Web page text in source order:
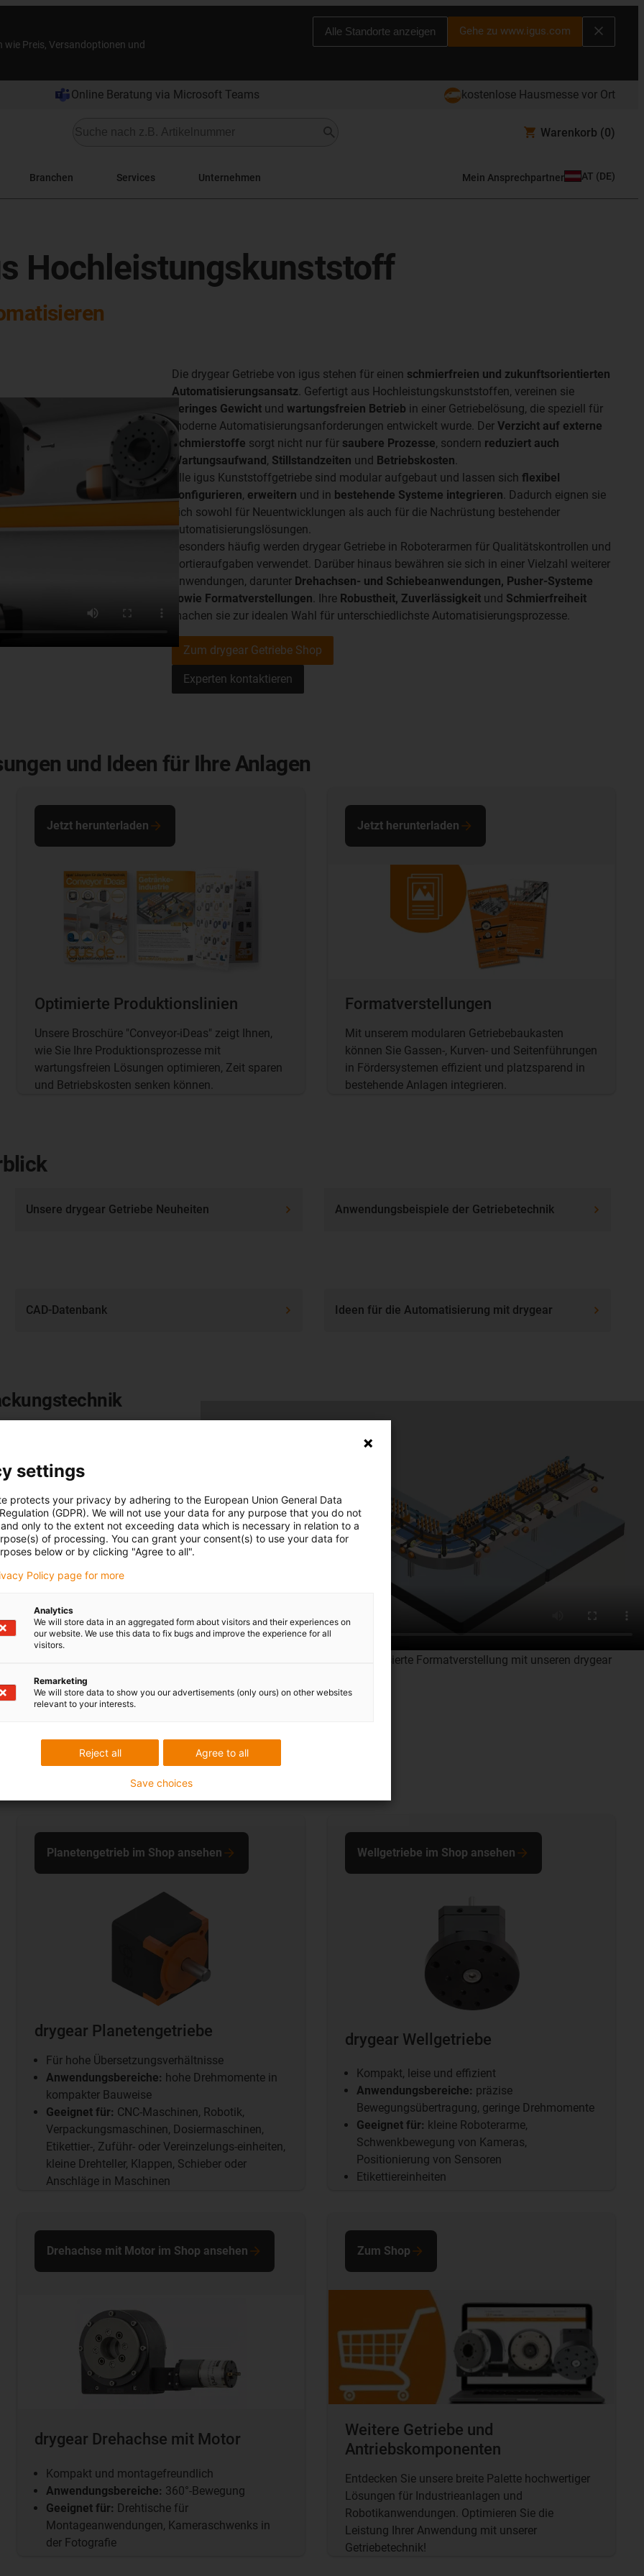
Preis, Versandoptionen und
Alle Standorte anzeigen Gehe zu www.igus.com
Online Beratung via Microsoft Teams kostenlose Hausmesse vor Ort
Warenkorb (0)
Branchen Services Unternehmen Mein Ansprechpartner AT (DE)
Hochleistungskunststoff
Die drygear Getriebe von igus stehen für einen schmierfreien und zukunftsorientierten
Automatisierungsansatz. Gefertigt aus Hochleistungskunststoffen, vereinen sie
geringes Gewicht und wartungsfreien Betrieb in einer Getriebelösung, die speziell für
moderne Automatisierungsanforderungen entwickelt wurde. Der Verzicht auf externe
Schmierstoffe sorgt nicht nur für saubere Prozesse, sondern reduziert auch
Wartungsaufwand, Stillstandzeiten und Betriebskosten.
Alle igus Kunststoffgetriebe sind modular aufgebaut und lassen sich flexibel
konfigurieren, erweitern und in bestehende Systeme integrieren. Dadurch eignen sie
sich sowohl für Neuentwicklungen als auch für die Nachrüstung bestehender
Automatisierungslösungen.
Besonders häufig werden drygear Getriebe in Roboterarmen für Qualitätskontrollen und
Sortieraufgaben verwendet. Darüber hinaus bewähren sie sich in einer Vielzahl weiterer
Anwendungen, darunter Drehachsen‑ und Schiebeanwendungen, Pusher‑Systeme
sowie Formatverstellungen. Ihre Robustheit, Zuverlässigkeit und Schmierfreiheit
machen sie zur idealen Wahl für unterschiedlichste Automatisierungsprozesse.
Zum drygear Getriebe Shop
Experten kontaktieren
und Ideen für Ihre Anlagen
Optimierte Produktionslinien
Unsere Broschüre "Conveyor-iDeas" zeigt Ihnen,
wie Sie Ihre Produktionsprozesse mit
wartungsfreien Lösungen optimieren, Zeit sparen
und Betriebskosten senken können.
Jetzt herunterladen
Formatverstellungen
Mit unserem modularen Getriebebaukasten
können Sie Gassen-, Kurven- und Seitenführungen
in Fördersystemen effizient und platzsparend in
bestehende Anlagen integrieren.
Jetzt herunterladen
Unsere drygear Getriebe Neuheiten Anwendungsbeispiele der Getriebetechnik
CAD-Datenbank Ideen für die Automatisierung mit drygear
Einblicke in die voll- und teilautomatisierte Formatverstellung mit unseren drygear
nachhaltig
Produktionsanlagen
sind. Die Getriebe lassen
98 % reduziert und die
drygear Planetengetriebe
Für hohe Übersetzungsverhältnisse
Anwendungsbereiche: hohe Drehmomente in
kompakter Bauweise
Geeignet für: CNC-Maschinen, Robotik,
Verpackungsmaschinen, Dosiermaschinen,
Etikettier-, Zuführ- oder Vereinzelungs-einheiten,
kleine Drehteller, Klappen, Schieber oder
Anschläge in Maschinen
Planetengetrieb im Shop ansehen
drygear Wellgetriebe
Kompakt, leise und effizient
Anwendungsbereiche: präzise
Bewegungsübertragung, geringe Drehmomente
Geeignet für: kleine Roboterarme,
Schwenkbewegung von Kameras,
Positionierung von Sensoren
Etikettiereinheiten
Wellgetriebe im Shop ansehen
drygear Drehachse mit Motor
Kompakt und montagefreundlich
Anwendungsbereiche: 360°-Bewegung
Geeignet für: Drehtische für
Montageanwendungen, Kameraschwenks in
der Fotografie
Drehachse mit Motor im Shop ansehen
Weitere Getriebe und
Antriebskomponenten
Entdecken Sie unsere breite Palette hochwertiger
Lösungen für Industrieanlagen und
Robotikanwendungen. Optimieren Sie die
Leistung Ihrer Anwendung mit unserer
Getriebetechnik!
Zum Shop
settings
protects your privacy by adhering to the European Union General Data
(GDPR). We will not use your data for any purpose that you do not
only to the extent not exceeding data which is necessary in relation to a
of processing. You can grant your consent(s) to use your data for
below or by clicking "Agree to all".
Policy page for more
Analytics
We will store data in an aggregated form about visitors and their experiences on
our website. We use this data to fix bugs and improve the experience for all
visitors.
Remarketing
We will store data to show you our advertisements (only ours) on other websites
relevant to your interests.
Agree to all
Reject all
Save choices